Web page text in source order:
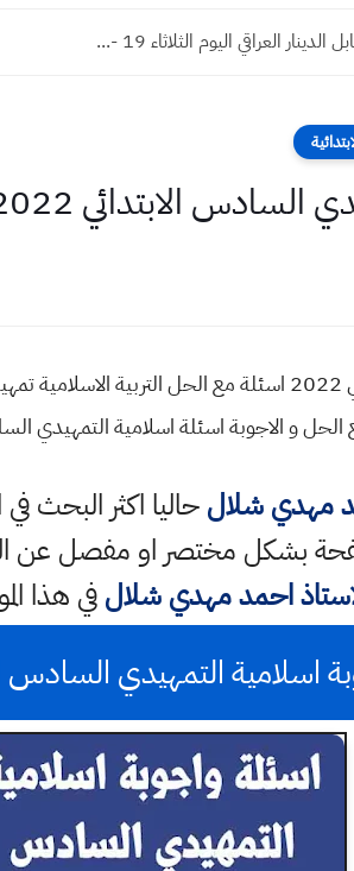
العراقي اليوم الثلاثاء 19 -...
الابتدائي 2022
اسئلة واجوبة اسلامية التمهيدي السادس ابتدائي 2022
مهدي شلالحاليا اكثر البحث
احمد مهدي شلالفي هذا
اسلامية التمهيدي السادس